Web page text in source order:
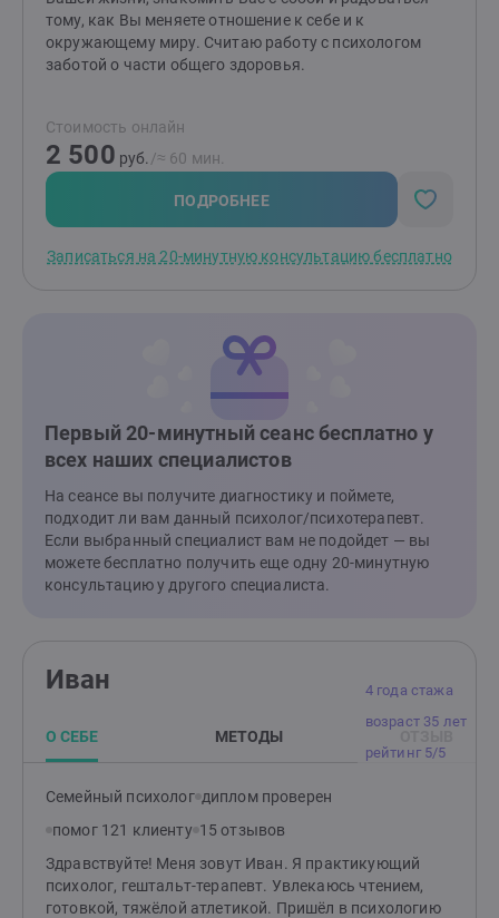
свои эмоции, говорить открыто и откровенно.
тому, как Вы меняете отношение к себе и к
окружающему миру. Считаю работу с психологом
заботой о части общего здоровья.
Стоимость онлайн
2 500 руб. /≈ 60 мин.
ПОДРОБНЕЕ
Записаться на 20-минутную консультацию бесплатно
Первый 20-минутный сеанс бесплатно у
всех наших специалистов
На сеансе вы получите диагностику и поймете,
подходит ли вам данный психолог/психотерапевт.
Если выбранный специалист вам не подойдет — вы
можете бесплатно получить еще одну 20-минутную
консультацию у другого специалиста.
4 года стажа
возраст 35 лет
рейтинг 5/5
Иван
О СЕБЕ МЕТОДЫ
Семейный психолог диплом проверен
помог 121 клиенту 15 отзывов
Здравствуйте! Меня зовут Иван. Я практикующий
психолог, гештальт-терапевт. Увлекаюсь чтением,
готовкой, тяжёлой атлетикой. Пришёл в психологию